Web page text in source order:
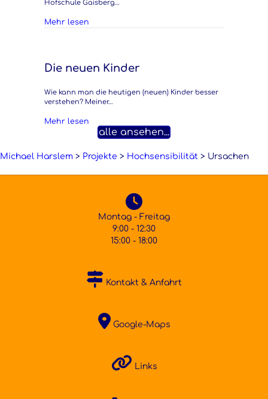
Hofschule Gaisberg…
Mehr lesen
Die neuen Kinder
Wie kann man die heutigen (neuen) Kinder besser
verstehen? Meiner…
Mehr lesen
alle ansehen...
Michael Harslem > Projekte > Hochsensibilität > Ursachen
Montag - Freitag
9:00 - 12:30
15:00 - 18:00
Kontakt & Anfahrt
Google-Maps
Links